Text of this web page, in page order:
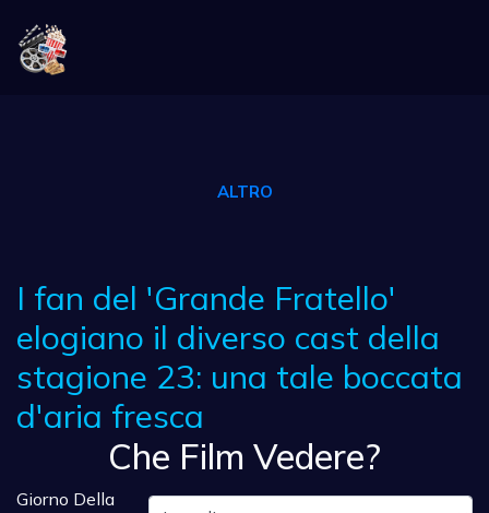
ALTRO
I fan del 'Grande Fratello'
elogiano il diverso cast della
stagione 23: una tale boccata
d'aria fresca
Che Film Vedere?
Giorno Della